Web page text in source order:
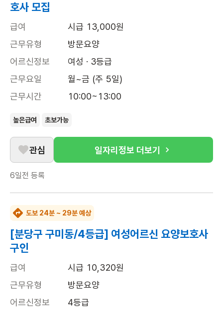
호사 모집
급여
시급 13,000원
근무유형
방문요양
어르신정보
여성 · 3등급
근무요일
월~금 (주 5일)
근무시간
10:00~13:00
높은급여 초보가능
관심 일자리정보 더보기
6일전 등록
도보 24분 ~ 29분 예상
[분당구 구미동/4등급] 여성어르신 요양보호사
구인
급여
시급 10,320원
근무유형
방문요양
어르신정보
4등급